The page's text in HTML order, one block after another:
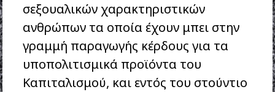
σεξουαλικών χαρακτηριστικών
ανθρώπων τα οποία έχουν μπει στην
γραμμή παραγωγής κέρδους για τα
υποπολιτισμικά προϊόντα του
Καπιταλισμού, και εντός του στούντιο